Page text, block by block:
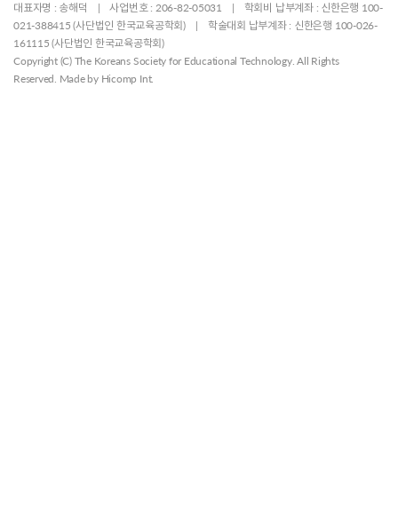
대표자명 : 송해덕 | 사업번호 : 206-82-05031 | 학회비 납부계좌 : 신한은행 100-
021-388415 (사단법인 한국교육공학회) | 학술대회 납부계좌 : 신한은행 100-026-
161115 (사단법인 한국교육공학회)
Copyright (C) The Koreans Society for Educational Technology. All Rights
Reserved. Made by Hicomp Int.